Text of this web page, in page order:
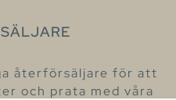
återförsäljare för att
och prata med våra